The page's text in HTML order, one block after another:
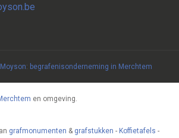
: begrafenisonderneming in Merchtem
en omgeving.
grafmonumenten & grafstukken - Koffietafels -